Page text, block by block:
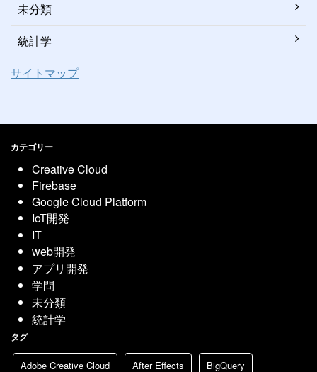
未分類
統計学
サイトマップ
カテゴリー
Creative Cloud
Firebase
Google Cloud Platform
IoT開発
IT
web開発
アプリ開発
学問
未分類
統計学
タグ
Adobe Creative Cloud After Effects BigQuery